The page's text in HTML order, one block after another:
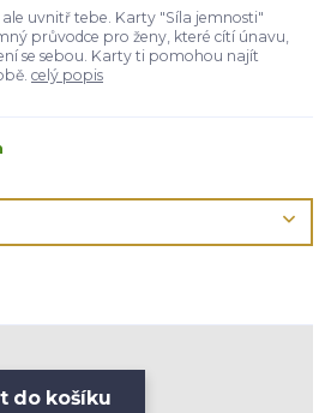
uvnitř tebe. Karty "Síla jemnosti"
průvodce pro ženy, které cítí únavu,
se sebou. Karty ti pomohou najít
celý popis
do košíku